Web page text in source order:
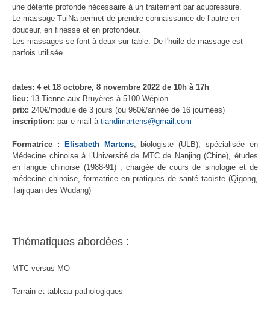
une détente profonde nécessaire à un traitement par acupressure.
Le massage TuiNa permet de prendre connaissance de l’autre en
douceur, en finesse et en profondeur.
Les massages se font à deux sur table. De l'huile de massage est
parfois utilisée.
dates: 4 et 18 octobre, 8 novembre 2022 de 10h à 17h
lieu: 13 Tienne aux Bruyères à 5100 Wépion
prix: 240€/module de 3 jours (ou 960€/année de 16 journées)
inscription: par e-mail à tiandimartens@gmail.com
Formatrice : Elisabeth Martens, biologiste (ULB), spécialisée en
Médecine chinoise à l’Université de MTC de Nanjing (Chine), études
en langue chinoise (1988-91) ; chargée de cours de sinologie et de
médecine chinoise, formatrice en pratiques de santé taoïste (Qigong,
Taijiquan des Wudang)
Thématiques abordées :
MTC versus MO
Terrain et tableau pathologiques